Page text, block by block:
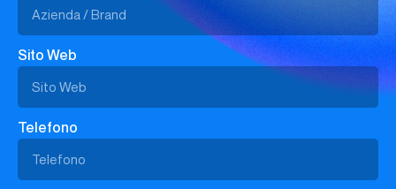
Sito Web
Telefono